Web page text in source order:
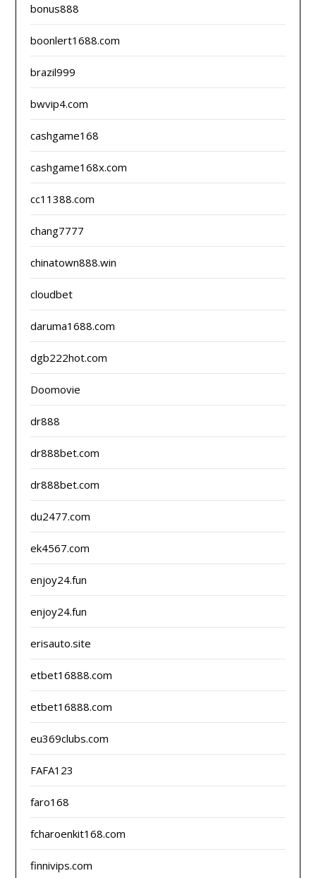
bonus888
boonlert1688.com
brazil999
bwvip4.com
cashgame168
cashgame168x.com
cc11388.com
chang7777
chinatown888.win
cloudbet
daruma1688.com
dgb222hot.com
Doomovie
dr888
dr888bet.com
dr888bet.com
du2477.com
ek4567.com
enjoy24.fun
enjoy24.fun
erisauto.site
etbet16888.com
etbet16888.com
eu369clubs.com
FAFA123
faro168
fcharoenkit168.com
finnivips.com